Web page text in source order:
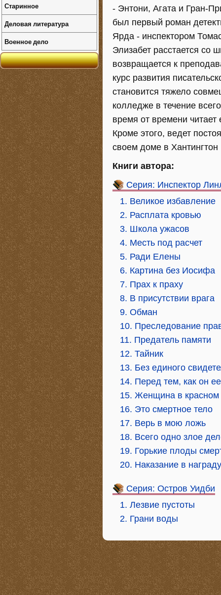
- Энтони, Агата и Гран-
был первый роман
Ярда - инспектором
Элизабет расстается со
возвращается к
курс развития
становится тяжело
колледже в течение
время от времени
Кроме этого, ведет
своем доме в
Книги автора:
Серия: Инспектор
1. Великое избaвление
2. Расплата кровью
3. Школа ужасов
4. Месть под расчет
5. Ради Елены
6. Картина без Иосифа
7. Прах к праху
8. В присутствии врага
9. Обман
10. Преследование
11. Предатель памяти
12. Тайник
13. Без единого
14. Перед тем, как он
15. Женщина в красном
16. Это смертное тело
17. Верь в мою ложь
18. Всего одно злое
19. Горькие плоды
20. Наказание в награду
Серия: Остров Уидби
1. Лезвие пустоты
2. Грани воды
Старинное
Деловая литература
Военное дело